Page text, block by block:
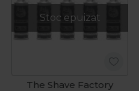
Stoc epuizat
The Shave Factory